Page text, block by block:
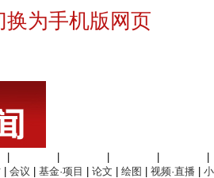
换为手机版网页
会议 基金·项目 论文 绘图 视频·直播